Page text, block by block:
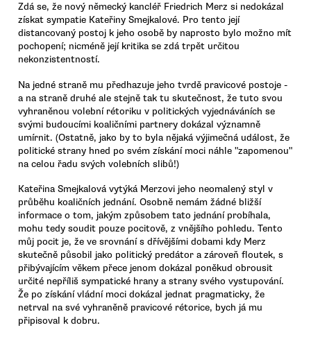
Zdá se, že nový německý kancléř Friedrich Merz si nedokázal
získat sympatie Kateřiny Smejkalové. Pro tento její
distancovaný postoj k jeho osobě by naprosto bylo možno mít
pochopení; nicméně její kritika se zdá trpět určitou
nekonzistentností.
Na jedné straně mu předhazuje jeho tvrdě pravicové postoje -
a na straně druhé ale stejně tak tu skutečnost, že tuto svou
vyhraněnou volební rétoriku v politických vyjednáváních se
svými budoucími koaličními partnery dokázal významně
umírnit. (Ostatně, jako by to byla nějaká výjimečná událost, že
politické strany hned po svém získání moci náhle "zapomenou"
na celou řadu svých volebních slibů!)
Kateřina Smejkalová vytýká Merzovi jeho neomalený styl v
průběhu koaličních jednání. Osobně nemám žádné bližší
informace o tom, jakým způsobem tato jednání probíhala,
mohu tedy soudit pouze pocitově, z vnějšího pohledu. Tento
můj pocit je, že ve srovnání s dřívějšími dobami kdy Merz
skutečně působil jako politický predátor a zároveň floutek, s
přibývajícím věkem přece jenom dokázal poněkud obrousit
určité nepříliš sympatické hrany a strany svého vystupování.
Že po získání vládní moci dokázal jednat pragmaticky, že
netrval na své vyhraněně pravicové rétorice, bych já mu
připisoval k dobru.